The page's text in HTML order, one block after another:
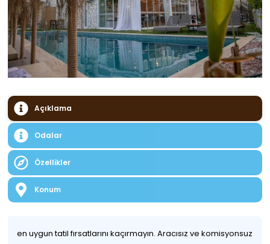
Açıklama
Odalar
Özellikler
Konum
en uygun tatil fırsatlarını kaçırmayın. Aracısız ve komisyonsuz